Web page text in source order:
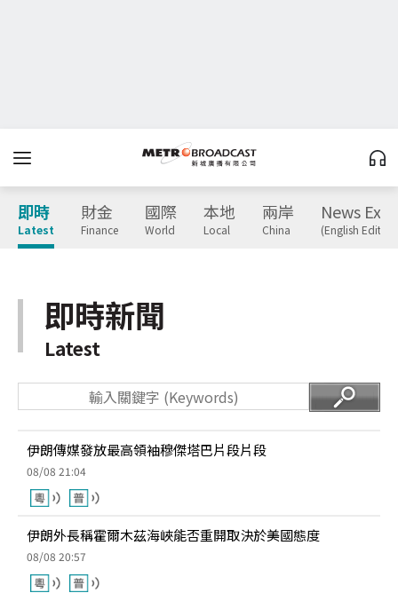
即時
Latest
財金
Finance
國際
World
本地
Local
兩岸
China
News
(English
即時新聞
Latest
伊朗傳媒發放最高領袖穆傑塔巴片段片段
08/08 21:04
伊朗外長稱霍爾木茲海峽能否重開取決於美國態度
08/08 20:57